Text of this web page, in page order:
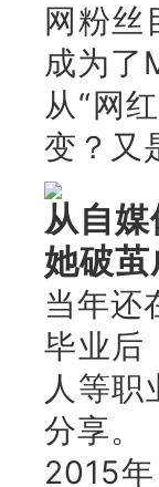
网粉丝
成为了
从“网
变？又
从自
她破
当年还
毕业后
人等职
分享。
2015